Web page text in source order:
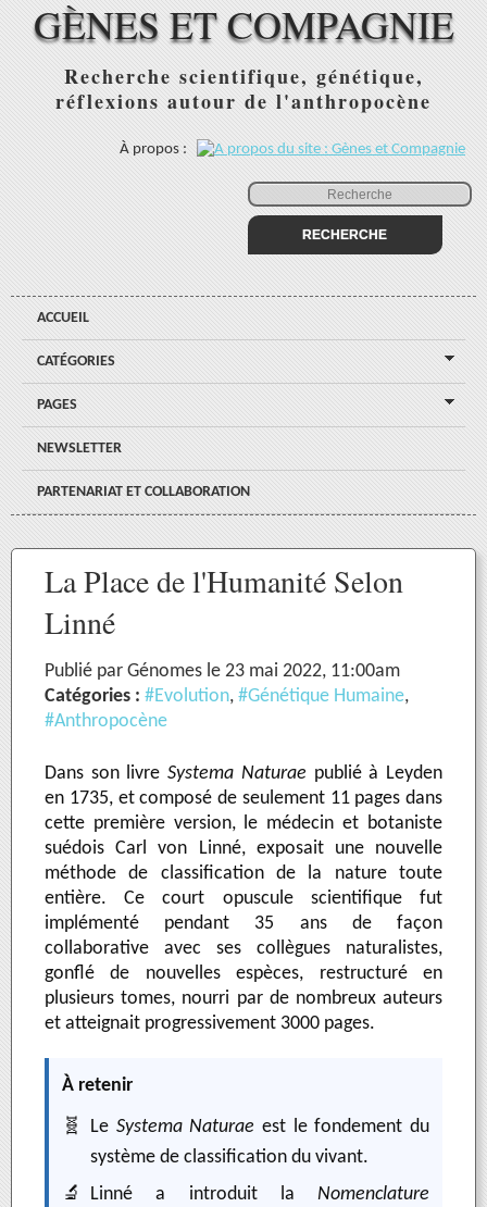
GÈNES ET COMPAGNIE
Recherche scientifique, génétique,
réflexions autour de l'anthropocène
À propos :
ACCUEIL
CATÉGORIES
PAGES
NEWSLETTER
PARTENARIAT ET COLLABORATION
La Place de l'Humanité Selon
Linné
Publié par Génomes le 23 mai 2022, 11:00am
Catégories : #Evolution, #Génétique Humaine,
#Anthropocène
Dans son livreSystema Naturae publié à Leyden
en 1735, et composé de seulement 11 pages dans
cette première version, le médecin et botaniste
suédois Carl von Linné, exposait une nouvelle
méthode de classification de la nature toute
entière. Ce court opuscule scientifique fut
implémenté pendant 35 ans de façon
collaborative avec ses collègues naturalistes,
gonflé de nouvelles espèces, restructuré en
plusieurs tomes, nourri par de nombreux auteurs
et atteignait progressivement 3000 pages.
À retenir
🧬
Le Systema Naturae est le fondement du
système de classification du vivant.
🔬
Linné a introduit la Nomenclature